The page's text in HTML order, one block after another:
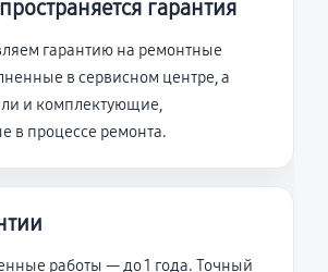
гарантия
гарантию на ремонтные
в сервисном центре, а
и комплектующие,
в процессе ремонта.
работы — до 1 года. Точный